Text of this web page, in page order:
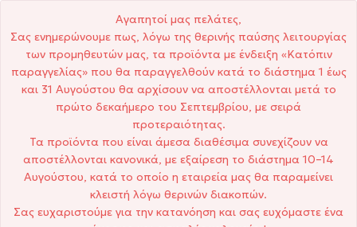
Αγαπητοί μας πελάτες,
Σας ενημερώνουμε πως, λόγω της θερινής παύσης λειτουργίας
των προμηθευτών μας, τα προϊόντα με ένδειξη «Κατόπιν
παραγγελίας» που θα παραγγελθούν κατά το διάστημα 1 έως
και 31 Αυγούστου θα αρχίσουν να αποστέλλονται μετά το
πρώτο δεκαήμερο του Σεπτεμβρίου, με σειρά
προτεραιότητας.
Τα προϊόντα που είναι άμεσα διαθέσιμα συνεχίζουν να
αποστέλλονται κανονικά, με εξαίρεση το διάστημα 10–14
Αυγούστου, κατά το οποίο η εταιρεία μας θα παραμείνει
κλειστή λόγω θερινών διακοπών.
Σας ευχαριστούμε για την κατανόηση και σας ευχόμαστε ένα